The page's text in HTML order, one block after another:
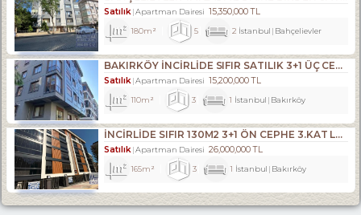
Satılık Apartman Dairesi 15,350,000 TL
180m² 5 2 İstanbul Bahçelievler
BAKIRKÖY İNCİRLİDE SIFIR SATILIK 3+1 ÜÇ CEPHELİ ARA KAT
Satılık Apartman Dairesi 15,200,000 TL
110m² 3 1 İstanbul Bakırköy
İNCİRLİDE SIFIR 130M2 3+1 ÖN CEPHE 3.KAT LÜKS DAİRE
Satılık Apartman Dairesi 26,000,000 TL
165m² 3 1 İstanbul Bakırköy